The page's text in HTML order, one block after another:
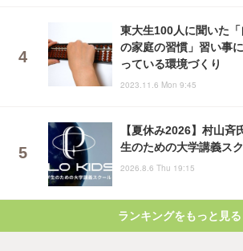
東大生100人に聞いた
の家庭の習慣」習い事
っている環境づくり
2023.11.6 Mon 9:45
【夏休み2026】村山
生のための大学講義ス
2026.8.6 Thu 19:15
ランキングをもっと見る